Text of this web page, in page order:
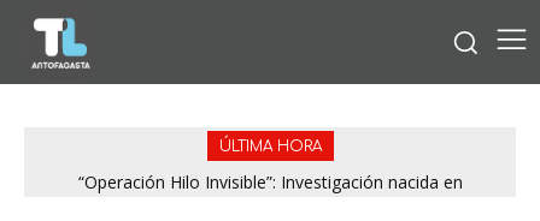
ÚLTIMA HORA
“Operación Hilo Invisible”: Investigación nacida en